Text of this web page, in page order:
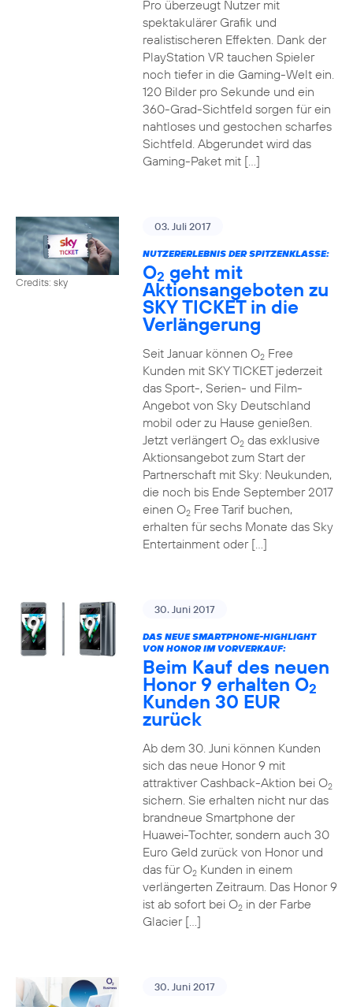
Pro überzeugt Nutzer mit
spektakulärer Grafik und
realistischeren Effekten. Dank der
PlayStation VR tauchen Spieler
noch tiefer in die Gaming-Welt ein.
120 Bilder pro Sekunde und ein
360-Grad-Sichtfeld sorgen für ein
nahtloses und gestochen scharfes
Sichtfeld. Abgerundet wird das
Gaming-Paket mit […]
Credits: sky
03. Juli 2017
NUTZERERLEBNIS DER SPITZENKLASSE:
O2 geht mit
Aktionsangeboten zu
SKY TICKET in die
Verlängerung
Seit Januar können O2Free
Kunden mit SKY TICKET jederzeit
das Sport-, Serien- und Film-
Angebot von Sky Deutschland
mobil oder zu Hause genießen.
Jetzt verlängert O2das exklusive
Aktionsangebot zum Start der
Partnerschaft mit Sky: Neukunden,
die noch bis Ende September 2017
einen O2Free Tarif buchen,
erhalten für sechs Monate das Sky
Entertainment oder […]
30. Juni 2017
DAS NEUE SMARTPHONE-HIGHLIGHT
VON HONOR IM VORVERKAUF:
Beim Kauf des neuen
Honor 9 erhalten O2
Kunden 30 EUR
zurück
Ab dem 30. Juni können Kunden
sich das neue Honor 9 mit
attraktiver Cashback-Aktion bei O2
sichern. Sie erhalten nicht nur das
brandneue Smartphone der
Huawei-Tochter, sondern auch 30
Euro Geld zurück von Honor und
das für O2Kunden in einem
verlängerten Zeitraum. Das Honor 9
ist ab sofort bei O2in der Farbe
Glacier […]
30. Juni 2017